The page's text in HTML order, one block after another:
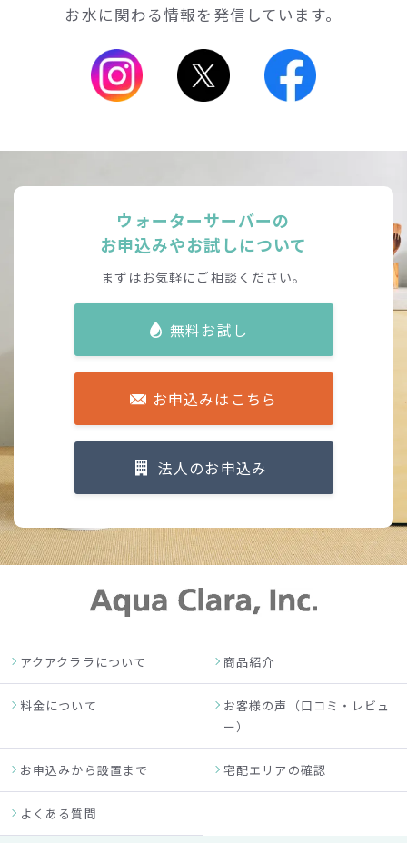
お水に関わる情報を発信しています。
ウォーターサーバーの
お申込みやお試しについて
まずはお気軽にご相談ください。
無料お試し
お申込みはこちら
法人のお申込み
アクアクララについて 商品紹介
料金について
お客様の声（口コミ・レビュ
ー）
お申込みから設置まで 宅配エリアの確認
よくある質問